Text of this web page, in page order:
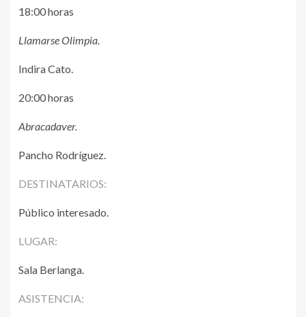
18:00 horas
Llamarse Olimpia.
Indira Cato.
20:00 horas
Abracadaver.
Pancho Rodríguez.
DESTINATARIOS:
Público interesado.
LUGAR:
Sala Berlanga.
ASISTENCIA: